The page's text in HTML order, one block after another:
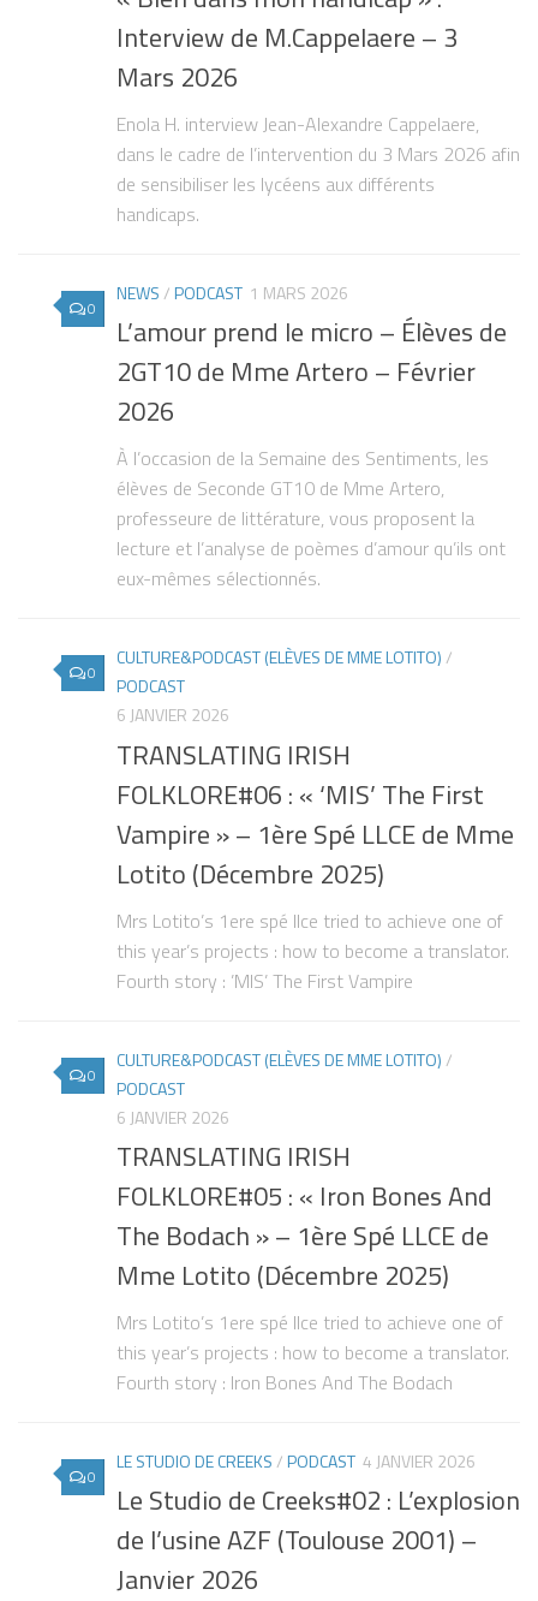
Interview de M.Cappelaere – 3
Mars 2026
Enola H. interview Jean-Alexandre Cappelaere,
dans le cadre de l’intervention du 3 Mars 2026 afin
de sensibiliser les lycéens aux différents
handicaps.
0
NEWS/PODCAST 1 MARS 2026
L’amour prend le micro – Élèves de
2GT10 de Mme Artero – Février
2026
À l’occasion de la Semaine des Sentiments, les
élèves de Seconde GT10 de Mme Artero,
professeure de littérature, vous proposent la
lecture et l’analyse de poèmes d’amour qu’ils ont
eux-mêmes sélectionnés.
0
CULTURE&PODCAST (ELÈVES DE MME LOTITO)/
PODCAST
6 JANVIER 2026
TRANSLATING IRISH
FOLKLORE#06 : « ‘MIS’ The First
Vampire » – 1ère Spé LLCE de Mme
Lotito (Décembre 2025)
Mrs Lotito’s 1ere spé llce tried to achieve one of
this year’s projects : how to become a translator.
Fourth story : ’MIS’ The First Vampire
0
CULTURE&PODCAST (ELÈVES DE MME LOTITO)/
PODCAST
6 JANVIER 2026
TRANSLATING IRISH
FOLKLORE#05 : « Iron Bones And
The Bodach » – 1ère Spé LLCE de
Mme Lotito (Décembre 2025)
Mrs Lotito’s 1ere spé llce tried to achieve one of
this year’s projects : how to become a translator.
Fourth story : Iron Bones And The Bodach
0
LE STUDIO DE CREEKS/PODCAST 4 JANVIER 2026
Le Studio de Creeks#02 : L’explosion
de l’usine AZF (Toulouse 2001) –
Janvier 2026